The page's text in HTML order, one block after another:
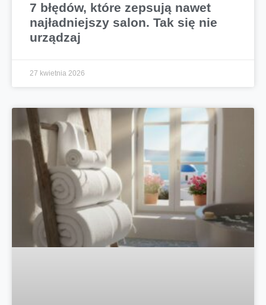
7 błędów, które zepsują nawet
najładniejszy salon. Tak się nie
urządzaj
27 kwietnia 2026